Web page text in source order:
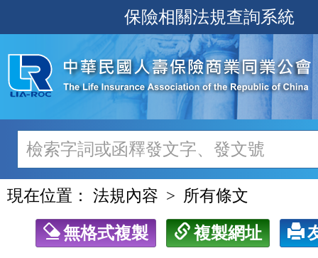
至
主
內
容
保險相關法規查詢系統
現在位置： 法規內容 所有條文
無格式複製 複製網址